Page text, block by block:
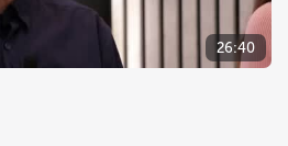
26:40